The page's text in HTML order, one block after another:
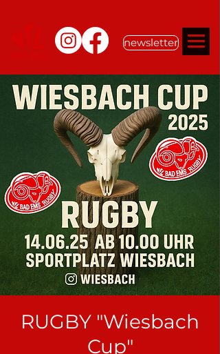
newsletter
RUGBY "Wiesbach
Cup"